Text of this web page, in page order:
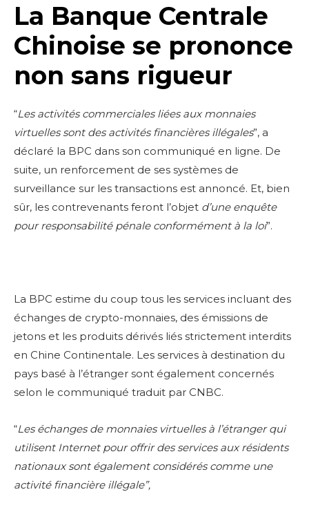
La Banque Centrale
Chinoise se prononce
non sans rigueur
“Les activités commerciales liées aux monnaies
virtuelles sont des activités financières illégales”, a
déclaré la BPC dans son communiqué en ligne. De
suite, un renforcement de ses systèmes de
surveillance sur les transactions est annoncé. Et, bien
sûr, les contrevenants feront l’objet d’une enquête
pour responsabilitépénale conformément à la loi”.
La BPC estime du coup tous les services incluant des
échanges de crypto-monnaies, des émissions de
jetons et les produits dérivés liés strictement interdits
en Chine Continentale. Les services à destination du
pays basé à l’étranger sont également concernés
selon le communiqué traduit par CNBC.
“Les échanges de monnaies virtuelles à l’étranger qui
utilisent Internet pour offrir des services aux résidents
nationaux sont également considérés comme une
activitéfinancière illégale”,